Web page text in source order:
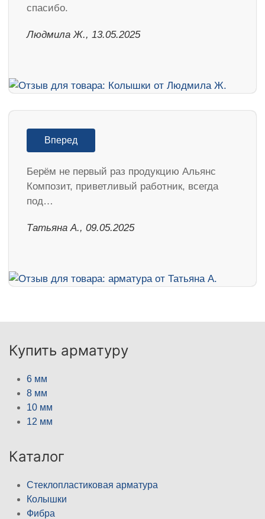
спасибо.
Людмила Ж., 13.05.2025
Вперед
Берём не первый раз продукцию Альянс
Композит, приветливый работник, всегда
под…
Татьяна А., 09.05.2025
Купить арматуру
6 мм
8 мм
10 мм
12 мм
Каталог
Стеклопластиковая арматура
Колышки
Фибра